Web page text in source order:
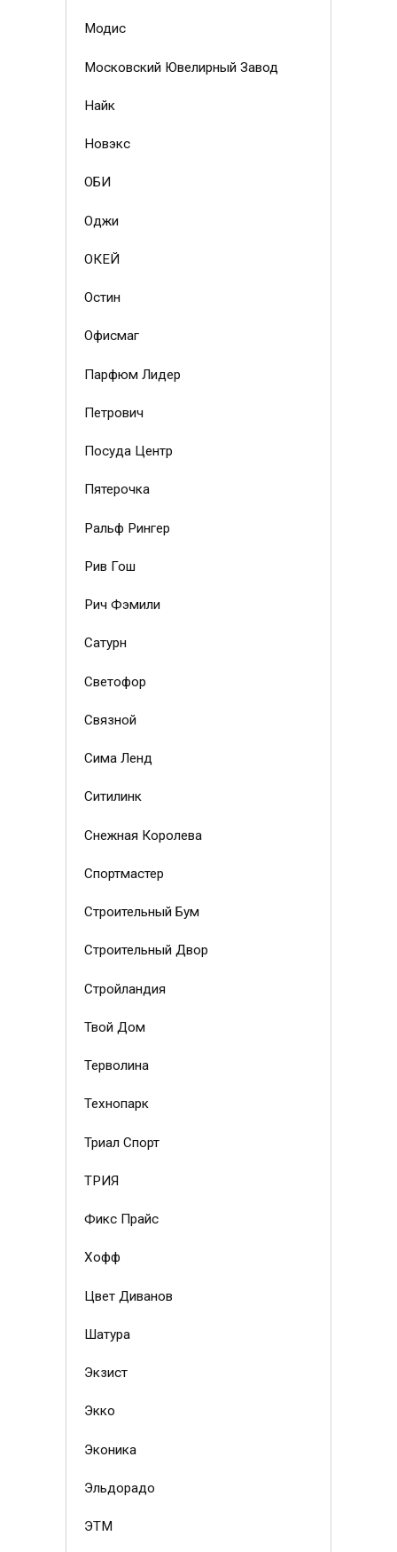
Модис
Московский Ювелирный Завод
Найк
Новэкс
ОБИ
Оджи
ОКЕЙ
Остин
Офисмаг
Парфюм Лидер
Петрович
Посуда Центр
Пятерочка
Ральф Рингер
Рив Гош
Рич Фэмили
Сатурн
Светофор
Связной
Сима Ленд
Ситилинк
Снежная Королева
Спортмастер
Строительный Бум
Строительный Двор
Стройландия
Твой Дом
Терволина
Технопарк
Триал Спорт
ТРИЯ
Фикс Прайс
Хофф
Цвет Диванов
Шатура
Экзист
Экко
Эконика
Эльдорадо
ЭТМ